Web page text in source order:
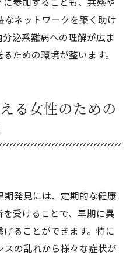
ネットワークを築く助け
泌系難病への理解が広ま
ための環境が整います。
る女性のための
発見には、定期的な健康
受けることで、早期に異
ることができます。特に
の乱れから様々な症状が